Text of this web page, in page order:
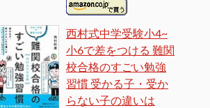
西村式中学受験小4~
小6で差をつける 難関
校合格のすごい勉強
習慣 受かる子・受か
らない子の違いは